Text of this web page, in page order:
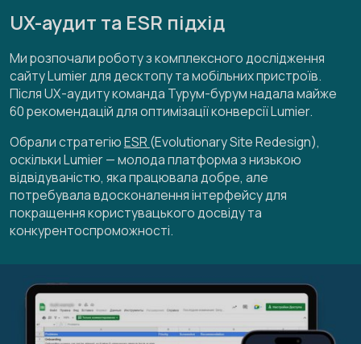
UX-аудит та ESR підхід
Ми розпочали роботу з комплексного дослідження
сайту Lumier для десктопу та мобільних пристроїв.
Після UX-аудиту команда Турум-бурум надала майже
60 рекомендацій для оптимізації конверсії Lumier.
Обрали стратегіюESR (Evolutionary Site Redesign),
оскільки Lumier — молода платформа з низькою
відвідуваністю, яка працювала добре, але
потребувала вдосконалення інтерфейсу для
покращення користувацького досвіду та
конкурентоспроможності.